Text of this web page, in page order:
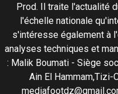
Prod. Il traite l'actualité
l'échelle nationale
s'intéresse également à
analyses techniques et
: Malik Boumati - Siège
Ain El Hammam,Tizi-